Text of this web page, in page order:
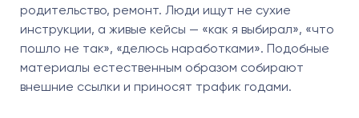
родительство, ремонт. Люди ищут не сухие
инструкции, а живые кейсы — «как я выбирал», «что
пошло не так», «делюсь наработками». Подобные
материалы естественным образом собирают
внешние ссылки и приносят трафик годами.